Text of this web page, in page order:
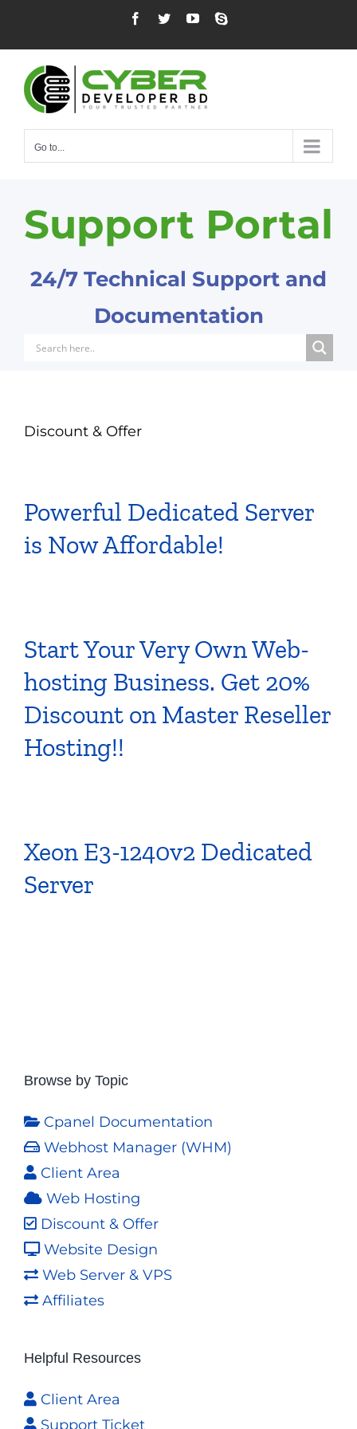
content
Facebook
TwitterYouTubeSkype
Go to...
Support Portal
24/7 Technical Support and
Documentation
Discount & Offer
Powerful Dedicated Server
is Now Affordable!
Start Your Very Own Web-
hosting Business. Get 20%
Discount on Master Reseller
Hosting!!
Xeon E3-1240v2 Dedicated
Server
Browse by Topic
Cpanel Documentation
Webhost Manager (WHM)
Client Area
Web Hosting
Discount & Offer
Website Design
Web Server & VPS
Affiliates
Helpful Resources
Client Area
Support Ticket